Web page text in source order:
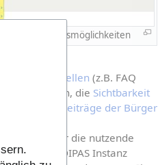
Konfigurationsmöglichkeiten
einstellen (z.B. FAQ
festlegen, die Sichtbarkeit
die
Daten/Beiträge der Bürger
können für die nutzende
dieser DIPAS Instanz